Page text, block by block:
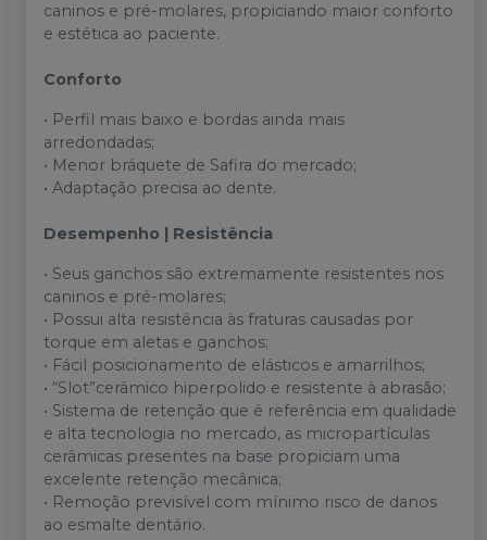
caninos e pré-molares, propiciando maior conforto
e estética ao paciente.
Conforto
• Perfil mais baixo e bordas ainda mais
arredondadas;
• Menor bráquete de Safira do mercado;
• Adaptação precisa ao dente.
Desempenho | Resistência
• Seus ganchos são extremamente resistentes nos
caninos e pré-molares;
• Possui alta resistência às fraturas causadas por
torque em aletas e ganchos;
• Fácil posicionamento de elásticos e amarrilhos;
• “Slot”cerâmico hiperpolido e resistente à abrasão;
• Sistema de retenção que é referência em qualidade
e alta tecnologia no mercado, as micropartículas
cerâmicas presentes na base propiciam uma
excelente retenção mecânica;
• Remoção previsível com mínimo risco de danos
ao esmalte dentário.